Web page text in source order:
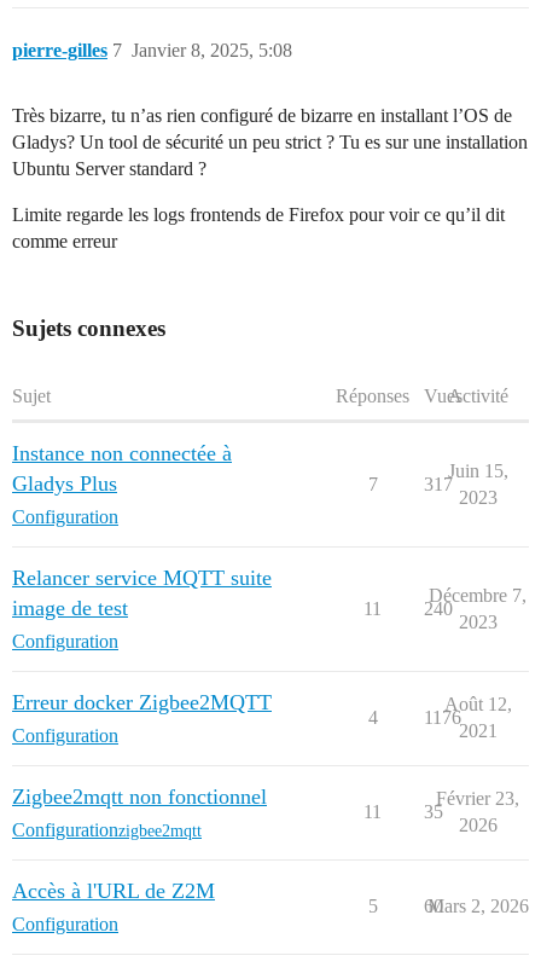
pierre-gilles Janvier 8, 2025, 5:08
7
Très bizarre, tu n’as rien configuré de bizarre en installant l’OS de
Gladys? Un tool de sécurité un peu strict ? Tu es sur une installation
Ubuntu Server standard ?
Limite regarde les logs frontends de Firefox pour voir ce qu’il dit
comme erreur
Sujets connexes
Sujet Réponses VuesActivité
Instance non connectée à
Gladys Plus
Configuration
7 317
Juin 15,
2023
Relancer service MQTT suite
image de test
Configuration
11 240
Décembre 7,
2023
Erreur docker Zigbee2MQTT
Configuration
4 1176
Août 12,
2021
Zigbee2mqtt non fonctionnel
Configurationzigbee2mqtt
11 35
Février 23,
2026
Accès à l'URL de Z2M
Configuration
5 60
Mars 2, 2026